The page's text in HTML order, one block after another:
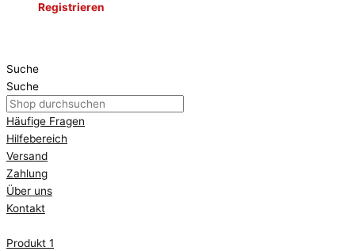
Registrieren
Suche
Suche
Häufige Fragen
Hilfebereich
Versand
Zahlung
Über uns
Kontakt
Produkt 1